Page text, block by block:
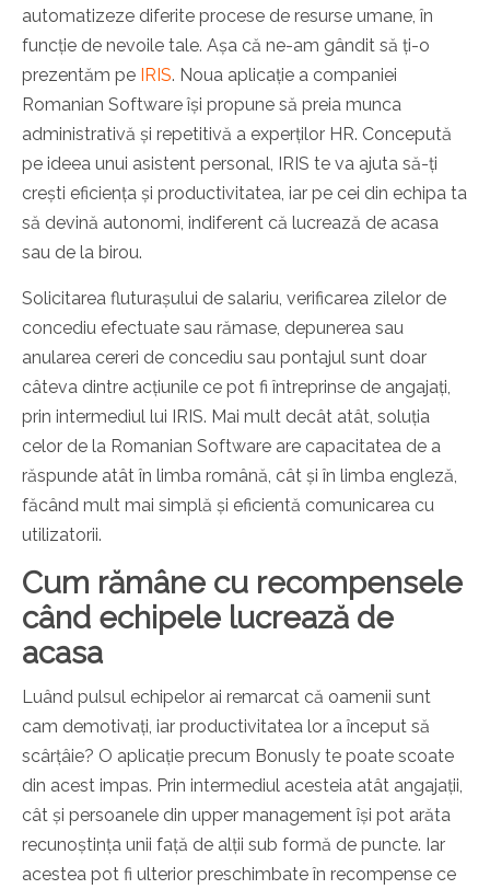
automatizeze diferite procese de resurse umane, în
funcție de nevoile tale. Așa că ne-am gândit să ți-o
prezentăm pe IRIS. Noua aplicație a companiei
Romanian Software își propune să preia munca
administrativă și repetitivă a experților HR. Concepută
pe ideea unui asistent personal, IRIS te va ajuta să-ți
crești eficiența și productivitatea, iar pe cei din echipa ta
să devină autonomi, indiferent că lucrează de acasa
sau de la birou.
Solicitarea fluturașului de salariu, verificarea zilelor de
concediu efectuate sau rămase, depunerea sau
anularea cereri de concediu sau pontajul sunt doar
câteva dintre acțiunile ce pot fi întreprinse de angajați,
prin intermediul lui IRIS. Mai mult decât atât, soluția
celor de la Romanian Software are capacitatea de a
răspunde atât în limba română, cât și în limba engleză,
făcând mult mai simplă și eficientă comunicarea cu
utilizatorii.
Cum rămâne cu recompensele
când echipele lucrează de
acasa
Luând pulsul echipelor ai remarcat că oamenii sunt
cam demotivați, iar productivitatea lor a început să
scârțâie? O aplicație precum Bonusly te poate scoate
din acest impas. Prin intermediul acesteia atât angajații,
cât și persoanele din upper management își pot arăta
recunoștința unii față de alții sub formă de puncte. Iar
acestea pot fi ulterior preschimbate în recompense ce